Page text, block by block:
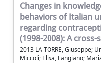
Changes in
behaviors of Italian
regarding
(1998-2008): A
2013 LA TORRE, Giuseppe;
Miccoli; Elisa, Langiano;